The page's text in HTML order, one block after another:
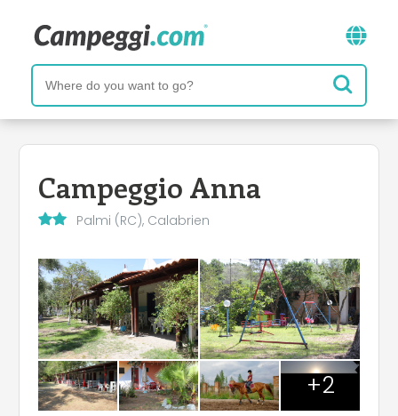
Campeggio Anna
Palmi (RC), Calabrien
+2